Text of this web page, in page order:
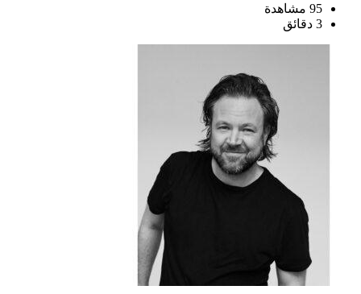
95 مشاهدة
3 دقائق